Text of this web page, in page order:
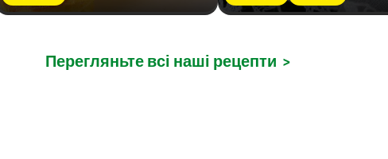
Перегляньте всі наші рецепти >